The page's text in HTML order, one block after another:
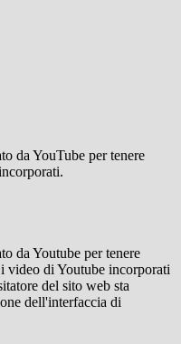
da YouTube per tenere
da Youtube per tenere
video di Youtube incorporati
del sito web sta
dell'interfaccia di